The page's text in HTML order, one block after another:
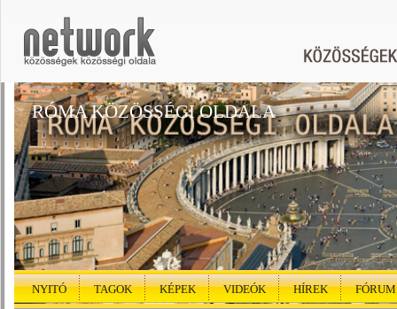
RÓMA KÖZÖSSÉGI OLDALA
NYITÓ TAGOK KÉPEK VIDEÓK HÍREK FÓRUM